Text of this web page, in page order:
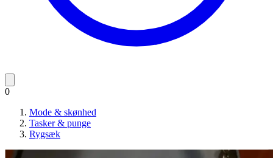
0
Mode & skønhed
Tasker & punge
Rygsæk